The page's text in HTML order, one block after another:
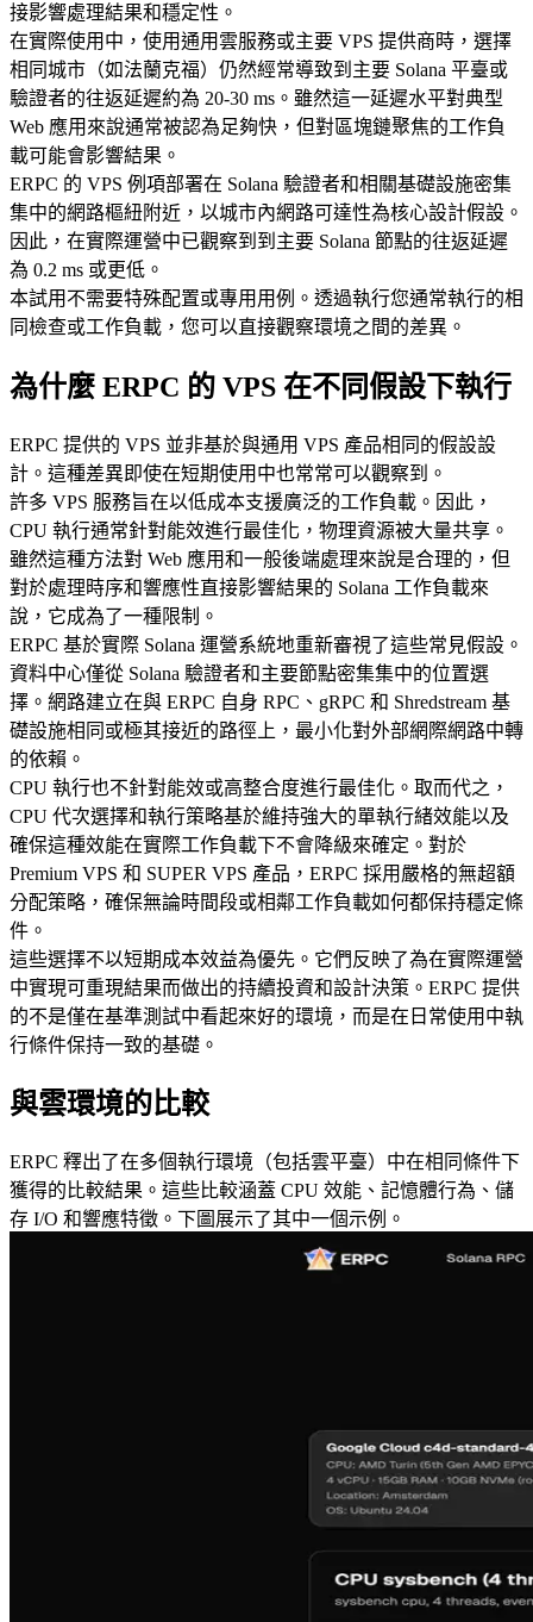
接影響處理結果和穩定性。
在實際使用中，使用通用雲服務或主要 VPS 提供商時，選擇
相同城市（如法蘭克福）仍然經常導致到主要 Solana 平臺或
驗證者的往返延遲約為 20-30 ms。雖然這一延遲水平對典型
Web 應用來說通常被認為足夠快，但對區塊鏈聚焦的工作負
載可能會影響結果。
ERPC 的 VPS 例項部署在 Solana 驗證者和相關基礎設施密集
集中的網路樞紐附近，以城市內網路可達性為核心設計假設。
因此，在實際運營中已觀察到到主要 Solana 節點的往返延遲
為 0.2 ms 或更低。
本試用不需要特殊配置或專用用例。透過執行您通常執行的相
同檢查或工作負載，您可以直接觀察環境之間的差異。
為什麼 ERPC 的 VPS 在不同假設下執行
ERPC 提供的 VPS 並非基於與通用 VPS 產品相同的假設設
計。這種差異即使在短期使用中也常常可以觀察到。
許多 VPS 服務旨在以低成本支援廣泛的工作負載。因此，
CPU 執行通常針對能效進行最佳化，物理資源被大量共享。
雖然這種方法對 Web 應用和一般後端處理來說是合理的，但
對於處理時序和響應性直接影響結果的 Solana 工作負載來
說，它成為了一種限制。
ERPC 基於實際 Solana 運營系統地重新審視了這些常見假設。
資料中心僅從 Solana 驗證者和主要節點密集集中的位置選
擇。網路建立在與 ERPC 自身 RPC、gRPC 和 Shredstream 基
礎設施相同或極其接近的路徑上，最小化對外部網際網路中轉
的依賴。
CPU 執行也不針對能效或高整合度進行最佳化。取而代之，
CPU 代次選擇和執行策略基於維持強大的單執行緒效能以及
確保這種效能在實際工作負載下不會降級來確定。對於
Premium VPS 和 SUPER VPS 產品，ERPC 採用嚴格的無超額
分配策略，確保無論時間段或相鄰工作負載如何都保持穩定條
件。
這些選擇不以短期成本效益為優先。它們反映了為在實際運營
中實現可重現結果而做出的持續投資和設計決策。ERPC 提供
的不是僅在基準測試中看起來好的環境，而是在日常使用中執
行條件保持一致的基礎。
與雲環境的比較
ERPC 釋出了在多個執行環境（包括雲平臺）中在相同條件下
獲得的比較結果。這些比較涵蓋 CPU 效能、記憶體行為、儲
存 I/O 和響應特徵。下圖展示了其中一個示例。